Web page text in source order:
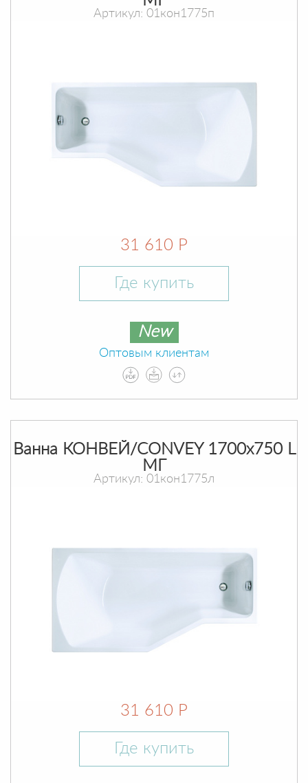
Артикул: 01кон1775п
31 610 Р
Где купить
New
Оптовым клиентам
Ванна КОНВЕЙ/CONVEY 1700х750 L
МГ
Артикул: 01кон1775л
31 610 Р
Где купить